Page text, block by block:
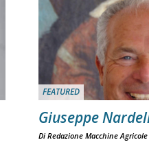
FEATURED
Giuseppe
Di Redazione Macchine Agricole